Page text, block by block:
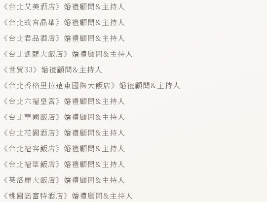
《台北艾美酒店》婚禮顧問&主持人
《台北故宮晶華》婚禮顧問&主持人
《台北君品酒店》婚禮顧問&主持人
《台北凱薩大飯店》婚禮顧問&主持人
《世貿33》婚禮顧問&主持人
《台北香格里拉遠東國際大飯店》婚禮顧問&主持人
《台北六福皇宮》婚禮顧問&主持人
《台北華國飯店》婚禮顧問&主持人
《台北花園酒店》婚禮顧問&主持人
《台北福容飯店》婚禮顧問&主持人
《台北福華飯店》婚禮顧問&主持人
《芙洛麗大飯店》婚禮顧問&主持人
《桃園諾富特酒店》婚禮顧問&主持人